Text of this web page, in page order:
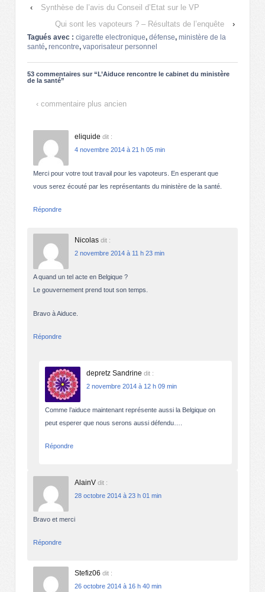
‹
Synthèse de l’avis du Conseil d’Etat sur le VP
Qui sont les vapoteurs ? – Résultats de l’enquête
›
Tagués avec : cigarette electronique, défense, ministère de la
santé, rencontre, vaporisateur personnel
53 commentaires sur “L’Aiduce rencontre le cabinet du ministère
de la santé”
‹ commentaire plus ancien
eliquide dit :
4 novembre 2014 à 21 h 05 min
Merci pour votre tout travail pour les vapoteurs. En esperant que
vous serez écouté par les représentants du ministère de la santé.
Répondre
Nicolas dit :
2 novembre 2014 à 11 h 23 min
A quand un tel acte en Belgique ?
Le gouvernement prend tout son temps.
Bravo à Aiduce.
Répondre
depretz Sandrine dit :
2 novembre 2014 à 12 h 09 min
Comme l’aiduce maintenant représente aussi la Belgique on
peut esperer que nous serons aussi défendu….
Répondre
AlainV dit :
28 octobre 2014 à 23 h 01 min
Bravo et merci
Répondre
Stefiz06 dit :
26 octobre 2014 à 16 h 40 min